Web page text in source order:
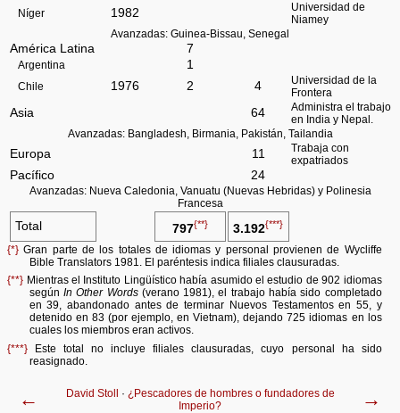
Níger 1982
Universidad de
Niamey
Avanzadas: Guinea-Bissau, Senegal
América Latina 7
Argentina 1
Chile 1976 2 4
Universidad de la
Frontera
Asia 64
Administra el trabajo
en India y Nepal.
Avanzadas: Bangladesh, Birmania, Pakistán, Tailandia
Europa 11
Trabaja con
expatriados
Pacífico 24
Avanzadas: Nueva Caledonia, Vanuatu (Nuevas Hebridas) y Polinesia
Francesa
Total 797{**} 3.192{***}
{*} Gran parte de los totales de idiomas y personal provienen de Wycliffe
Bible Translators 1981. El paréntesis indica filiales clausuradas.
{**} Mientras el Instituto Lingüístico había asumido el estudio de 902 idiomas
según In Other Words(verano 1981), el trabajo había sido completado
en 39, abandonado antes de terminar Nuevos Testamentos en 55, y
detenido en 83 (por ejemplo, en Vietnam), dejando 725 idiomas en los
cuales los miembros eran activos.
{***} Este total no incluye filiales clausuradas, cuyo personal ha sido
reasignado.
← David Stoll · ¿Pescadores de hombres o fundadores de
Imperio?
→